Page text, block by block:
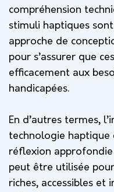
compréhension
stimuli haptiques
approche de
pour s’assurer que
efficacement aux
handicapées.
En d’autres termes,
technologie haptique
réflexion
peut être utilisée
riches, accessibles et